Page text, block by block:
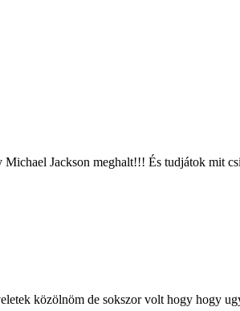
Jackson meghalt!!! És tudjátok mit
közölnöm de sokszor volt hogy hogy